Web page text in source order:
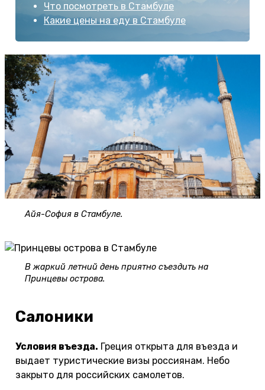
Что посмотреть в Стамбуле
Какие цены на еду в Стамбуле
Айя-София в Стамбуле.
В жаркий летний день приятно съездить на
Принцевы острова.
Салоники
Условия въезда. Греция открыта для въезда и
выдает туристические визы россиянам. Небо
закрыто для российских самолетов.